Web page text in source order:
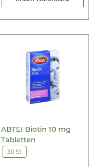
ABTEI Biotin 10 mg
Tabletten
30 St